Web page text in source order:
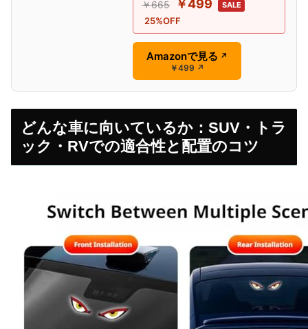
￥665 ￥499 SALE
25%OFF
Amazonで見る ↗
￥499 ↗
どんな車に向いているか：SUV・トラ
ック・RVでの適合性と配置のコツ